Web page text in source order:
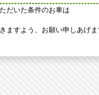
だいた条件のお車は
ますよう、お願い申しあげ